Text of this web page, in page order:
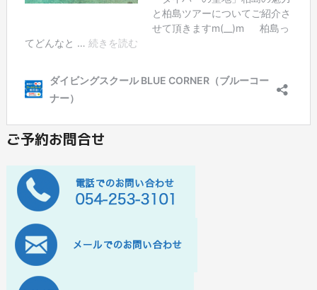
ご予約お問合せ